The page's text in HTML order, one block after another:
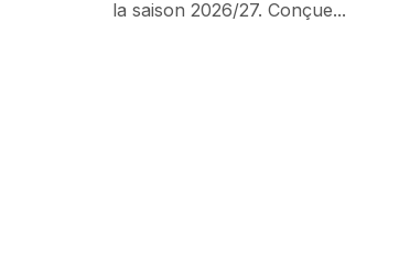
la saison 2026/27. Conçue...